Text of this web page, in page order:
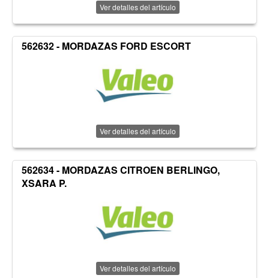
Ver detalles del artículo
562632 - MORDAZAS FORD ESCORT
Ver detalles del artículo
562634 - MORDAZAS CITROEN BERLINGO,
XSARA P.
Ver detalles del artículo